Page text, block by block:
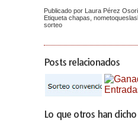
Publicado por Laura Pérez
Etiqueta chapas
sorteo
Posts relacionados
Lo que otros han